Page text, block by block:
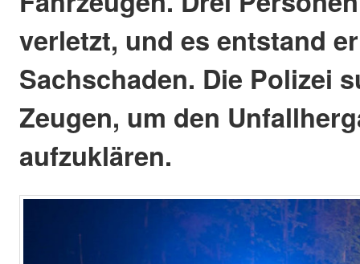
verletzt, und es entstand
Sachschaden. Die Polizei
Zeugen, um den
aufzuklären.